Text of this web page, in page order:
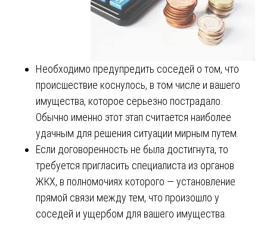
Необходимо предупредить соседей о том, что
происшествие коснулось, в том числе и вашего
имущества, которое серьезно пострадало.
Обычно именно этот этап считается наиболее
удачным для решения ситуации мирным путем.
Если договоренность не была достигнута, то
требуется пригласить специалиста из органов
ЖКХ, в полномочиях которого — установление
прямой связи между тем, что произошло у
соседей и ущербом для вашего имущества.